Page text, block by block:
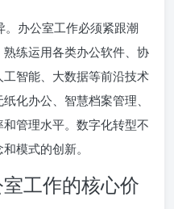
办公室工作必须紧跟潮
练运用各类办公软件、协
智能、大数据等前沿技术
化办公、智慧档案管理、
管理水平。数字化转型不
模式的创新。
工作的核心价